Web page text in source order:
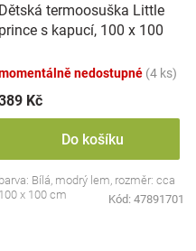
Dětská termoosuška Little
prince s kapucí, 100 x 100
nedostupné (4 ks)
Kč
Do košíku
barva: Bílá, modrý lem, rozměr: cca
100 x 100 cm
Kód: 47891701